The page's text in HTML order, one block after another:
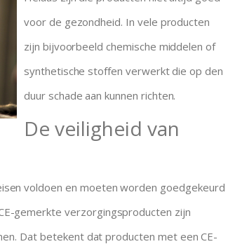
voor de gezondheid. In vele producten
zijn bijvoorbeeld chemische middelen of
synthetische stoffen verwerkt die op den
duur schade aan kunnen richten.
De veiligheid van
voldoen en moeten worden goedgekeurd
gemerkte verzorgingsproducten zijn
Dat betekent dat producten met een CE-